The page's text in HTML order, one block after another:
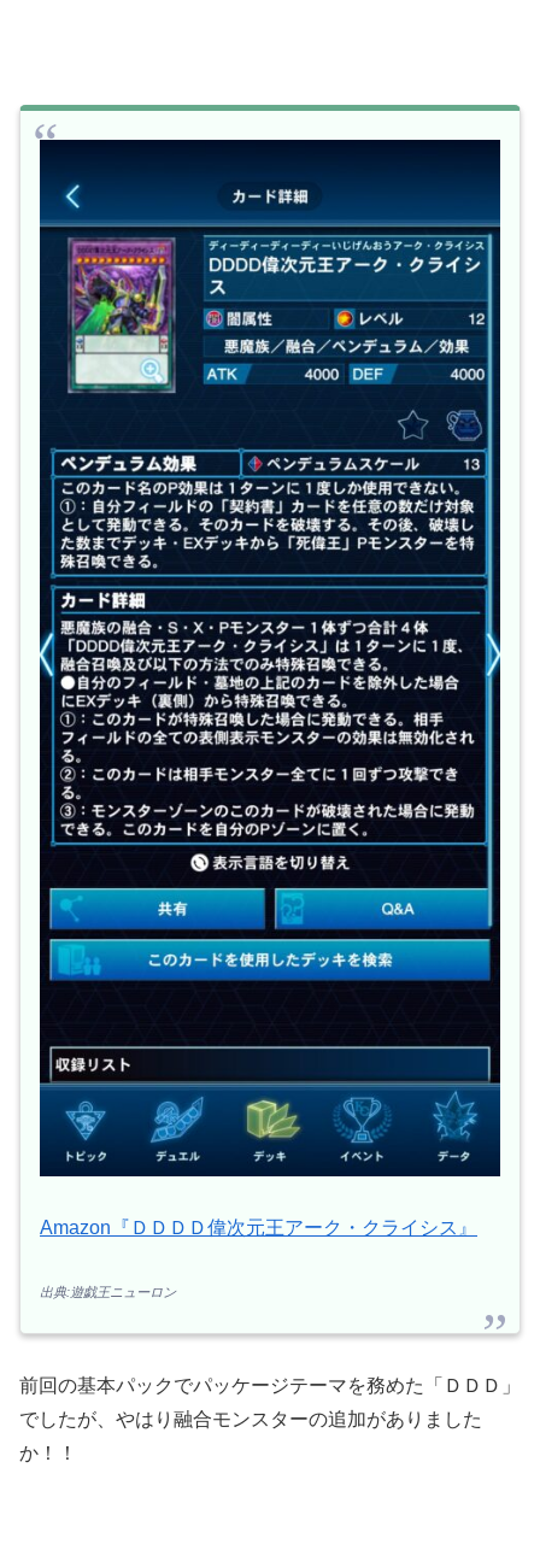
Amazon『ＤＤＤＤ偉次元王アーク・クライシス』
出典:遊戯王ニューロン
前回の基本パックでパッケージテーマを務めた「ＤＤＤ」
でしたが、やはり融合モンスターの追加がありました
か！！